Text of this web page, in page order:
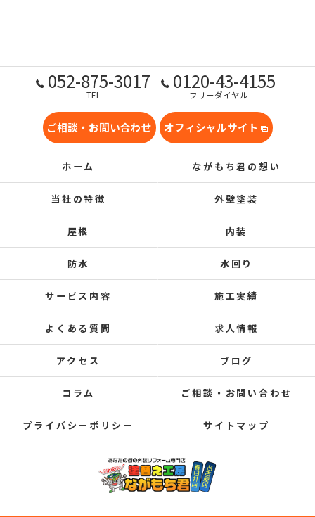
052-875-3017
TEL
0120-43-4155
フリーダイヤル
ご相談・お問い合わせ オフィシャルサイト
ホーム ながもち君の想い
当社の特徴 外壁塗装
屋根 内装
防水 水回り
サービス内容 施工実績
よくある質問 求人情報
アクセス ブログ
コラム ご相談・お問い合わせ
プライバシーポリシー サイトマップ